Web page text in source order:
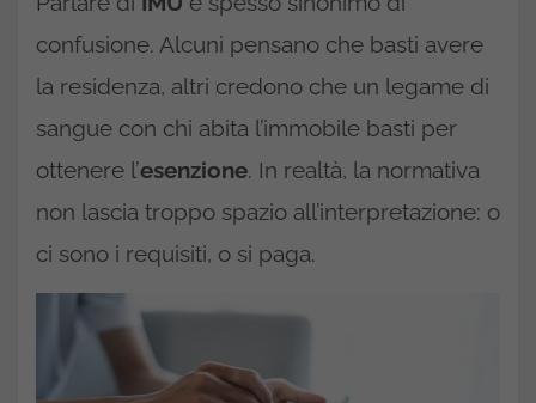
confusione. Alcuni pensano che basti avere
la residenza, altri credono che un legame di
sangue con chi abita l’immobile basti per
ottenere l’esenzione. In realtà, la normativa
non lascia troppo spazio all’interpretazione: o
ci sono i requisiti, o si paga.